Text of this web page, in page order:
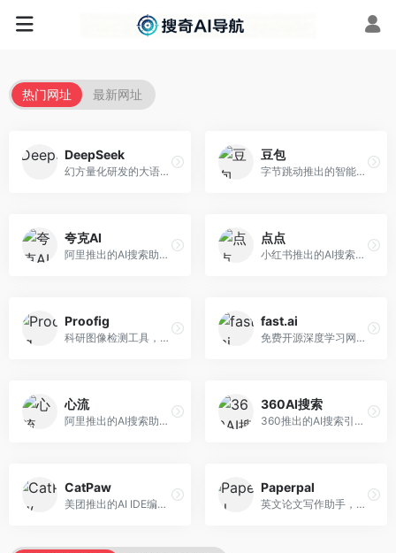
热门网址 最新网址
DeepSeek
幻方量化研发的大语言模型平台，专注于深度推理和代码生成能力。面向开发者、研究人员和技术爱好者，提供强大的逻辑推理和数学计算功能，开源生态完善，API接口友好。
豆包
字节跳动推出的智能对话助手平台，提供文本创作、知识问答、英语学习等多种AI服务。面向普通用户和内容创作者，支持多轮对话和文件解析，免费使用，响应速度快，中文理解能力强。
夸克AI
阿里推出的AI搜索助手，整合搜索与AI功能。面向年轻用户，提供智能搜索、文档处理、学习辅助等服务，与夸克生态深度整合。
点点
小红书推出的AI搜索应用，专注于生活方式内容搜索。面向小红书用户，提供生活攻略、消费决策、内容推荐等服务，生活方式内容丰富。
Proofig
科研图像检测工具，专注于学术图像完整性验证。面向科研人员，提供图像检测、重复分析、报告生成等服务，学术检测专业。
fast.ai
免费开源深度学习网站，专注于实用AI教学。面向开发者，提供免费深度学习课程、实战项目、代码库等资源，学习门槛低。
心流
阿里推出的AI搜索助手，专注于智能信息获取。面向普通用户，提供智能搜索、内容整理、知识问答等服务，与阿里生态深度整合。
360AI搜索
360推出的AI搜索引擎，专注于安全智能搜索。面向普通用户，提供智能问答、网页搜索、内容整理等服务，安全防护能力强。
CatPaw
美团推出的AI IDE编程工具，专注于本地开发生态。面向开发者，提供智能代码补全、代码生成、项目管理等服务，本地开发体验好。
Paperpal
英文论文写作助手，专注于学术英语润色。面向需要发表国际期刊的研究者，提供语法检查、学术表达优化、格式规范等服务，英语表达地道专业。